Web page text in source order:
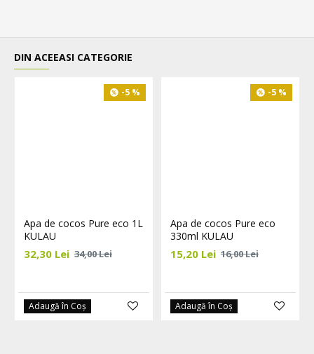
DIN ACEEASI CATEGORIE
-5 %
Apa de cocos Pure eco 1L
KULAU
32,30 Lei 34,00 Lei
Adaugă în Coş
-5 %
Apa de cocos Pure eco
330ml KULAU
15,20 Lei 16,00 Lei
Adaugă în Coş